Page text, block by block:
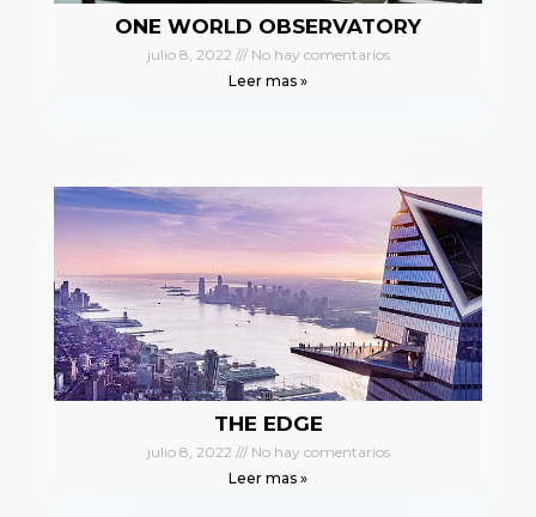
ONE WORLD OBSERVATORY
julio 8, 2022
No hay comentarios
Leer mas »
THE EDGE
julio 8, 2022
No hay comentarios
Leer mas »